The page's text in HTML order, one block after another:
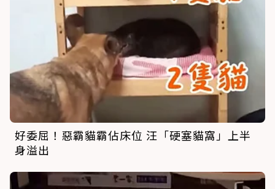
好委屈！惡霸貓霸佔床位 汪「硬塞貓窩」上半
身溢出